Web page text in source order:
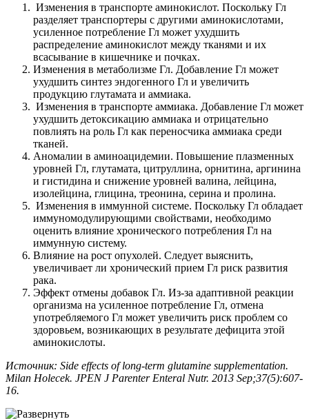
Изменения в транспорте аминокислот. Поскольку Гл
разделяет транспортеры с другими аминокислотами,
усиленное потребление Гл может ухудшить
распределение аминокислот между тканями и их
всасывание в кишечнике и почках.
Изменения в метаболизме Гл. Добавление Гл может
ухудшить синтез эндогенного Гл и увеличить
продукцию глутамата и аммиака.
Изменения в транспорте аммиака. Добавление Гл может
ухудшить детоксикацию аммиака и отрицательно
повлиять на роль Гл как переносчика аммиака среди
тканей.
Аномалии в аминоацидемии. Повышение плазменных
уровней Гл, глутамата, цитруллина, орнитина, аргинина
и гистидина и снижение уровней валина, лейцина,
изолейцина, глицина, треонина, серина и пролина.
Изменения в иммунной системе. Поскольку Гл обладает
иммуномодулирующими свойствами, необходимо
оценить влияние хронического потребления Гл на
иммунную систему.
Влияние на рост опухолей. Следует выяснить,
увеличивает ли хронический прием Гл риск развития
рака.
Эффект отмены добавок Гл. Из-за адаптивной реакции
организма на усиленное потребление Гл, отмена
употребляемого Гл может увеличить риск проблем со
здоровьем, возникающих в результате дефицита этой
аминокислоты.
Источник: Side effects of long-term glutamine supplementation.
Milan Holecek. JPEN J Parenter Enteral Nutr. 2013 Sep;37(5):607-
16.